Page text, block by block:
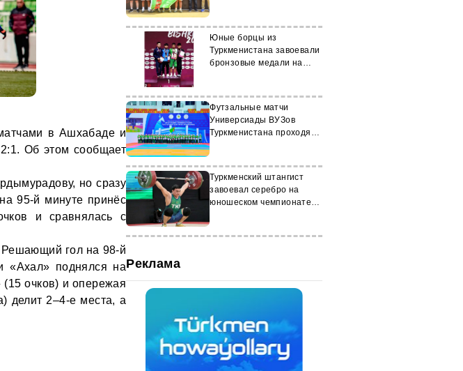
в Ашхабаде и
Об этом сообщает
но сразу
95-й минуте принёс
и сравнялась с
гол на 98-й
«Ахал» поднялся на
(15 очков) и опережая
делит 2–4-е места, а
Юные борцы из
Туркменистана завоевали
бронзовые медали на
Футзальные матчи
Универсиады ВУЗов
Туркменистана проходят в
Туркменский штангист
завоевал серебро на
юношеском чемпионате
Реклама